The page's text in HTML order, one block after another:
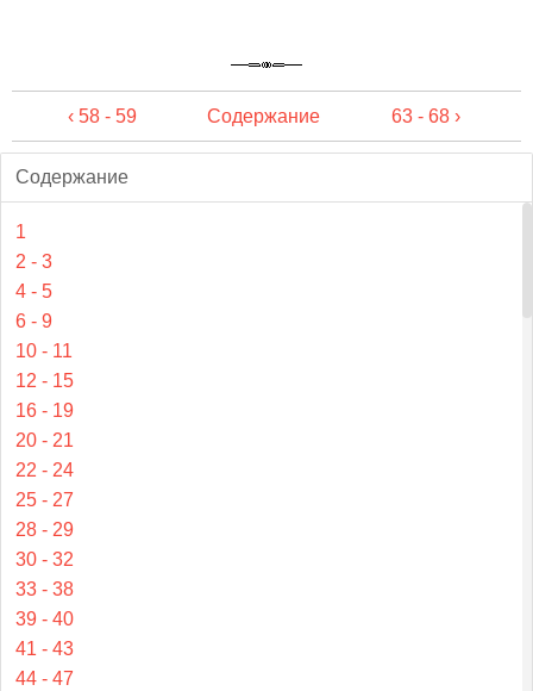
‹ 58 - 59 Содержание 63 - 68 ›
Содержание
1
2 - 3
4 - 5
6 - 9
10 - 11
12 - 15
16 - 19
20 - 21
22 - 24
25 - 27
28 - 29
30 - 32
33 - 38
39 - 40
41 - 43
44 - 47